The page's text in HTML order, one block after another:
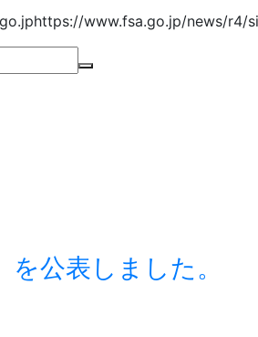
www.fsa.go.jp/news/r4/
を公表しました。